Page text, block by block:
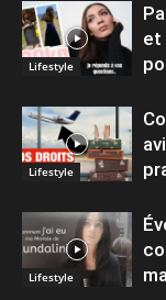
Lifestyle
et
Lifestyle
Lifestyle